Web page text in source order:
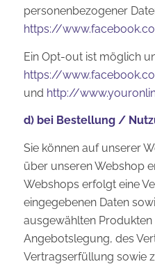
personenbezogener
https://
Ein Opt-out ist möglich
https://
und http://
d) bei Bestellung /
Sie können auf unserer
über unseren Webshop
Webshops erfolgt eine
eingegebenen Daten
ausgewählten
Angebotslegung, des
Vertragserfüllung sowie